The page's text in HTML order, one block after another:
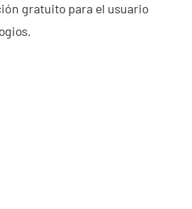
gratuito para el usuario